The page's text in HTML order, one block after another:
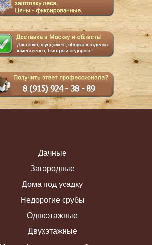
Дачные
Загородные
Дома под усадку
Недорогие срубы
Одноэтажные
Двухэтажные